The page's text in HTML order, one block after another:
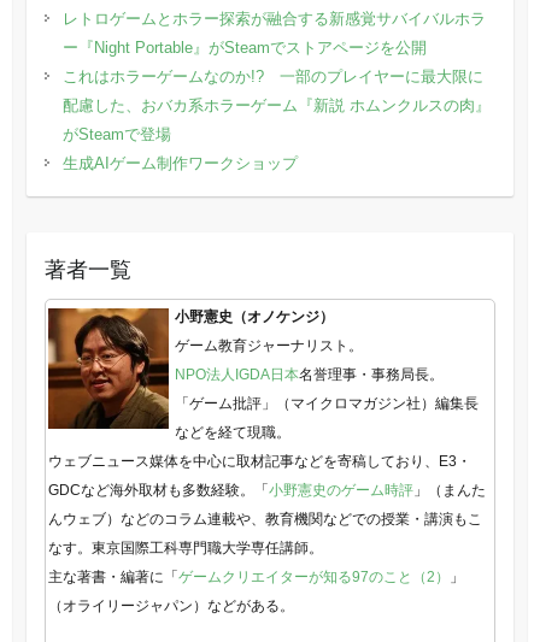
レトロゲームとホラー探索が融合する新感覚サバイバルホラ
ー『Night Portable』がSteamでストアページを公開
これはホラーゲームなのか!? 一部のプレイヤーに最大限に
配慮した、おバカ系ホラーゲーム『新説 ホムンクルスの肉』
がSteamで登場
生成AIゲーム制作ワークショップ
著者一覧
小野憲史（オノケンジ）
ゲーム教育ジャーナリスト。
NPO法人IGDA日本名誉理事・事務局長。
「ゲーム批評」（マイクロマガジン社）編集長
などを経て現職。
ウェブニュース媒体を中心に取材記事などを寄稿しており、E3・
GDCなど海外取材も多数経験。「小野憲史のゲーム時評」（まんた
んウェブ）などのコラム連載や、教育機関などでの授業・講演もこ
なす。東京国際工科専門職大学専任講師。
主な著書・編著に「ゲームクリエイターが知る97のこと（2）
」
（オライリージャパン）などがある。